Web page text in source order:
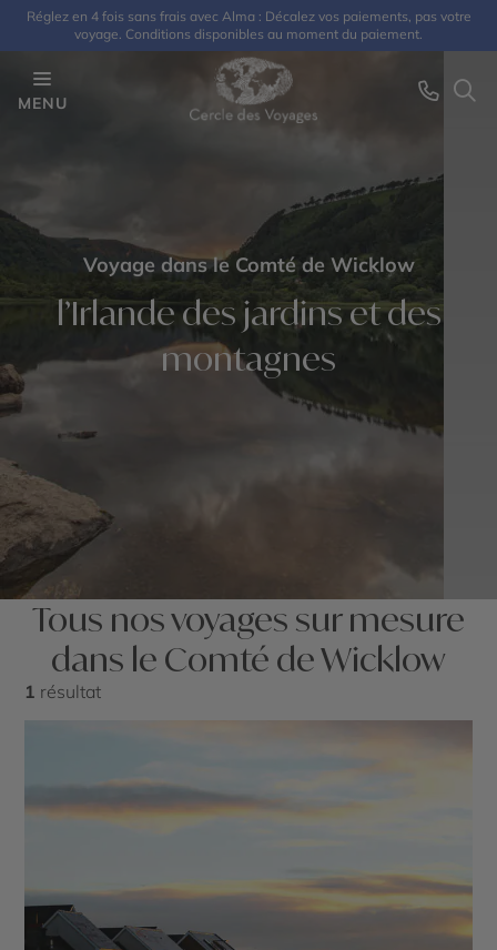
Réglez en 4 fois sans frais avec Alma : Décalez vos paiements, pas votre
voyage. Conditions disponibles au moment du paiement.
MENU
Voyage dans le Comté de Wicklow
l’Irlande des jardins et des
montagnes
Tous nos voyages sur mesure
dans le Comté de Wicklow
1 résultat